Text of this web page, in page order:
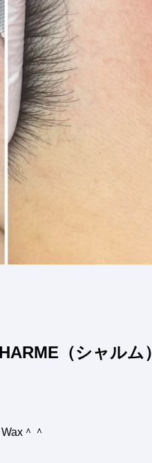
（シャルム）
＾＾